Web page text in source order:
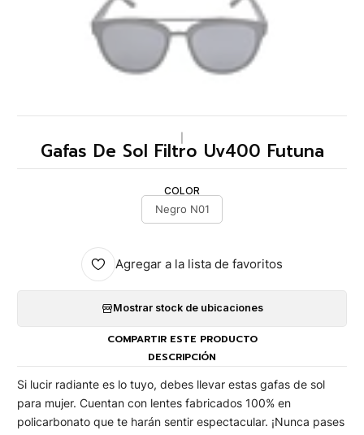
Gafas De Sol Filtro Uv400 Futuna
COLOR
Negro N01
Agregar a la lista de favoritos
Mostrar stock de ubicaciones
COMPARTIR ESTE PRODUCTO
DESCRIPCIÓN
Si lucir radiante es lo tuyo, debes llevar estas gafas de sol
para mujer. Cuentan con lentes fabricados 100% en
policarbonato que te harán sentir espectacular. ¡Nunca pases